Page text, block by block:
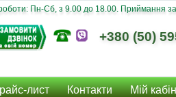
Пн-Сб, з 9.00 до 18.00. Приймання
+380 (50)
лист Контакти Мій